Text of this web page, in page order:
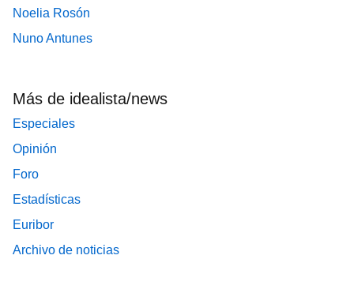
Noelia Rosón
Nuno Antunes
Más de idealista/news
Especiales
Opinión
Foro
Estadísticas
Euribor
Archivo de noticias